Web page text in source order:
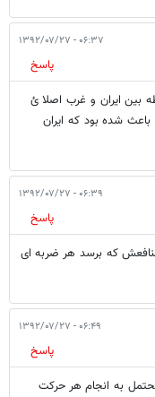
۰۶:۳۷ - ۱۳۹۲/۰۷/۲۷
پاسخ
بین ایران و غرب اصلا ئ
باعث شده بود که ایران
۰۶:۳۹ - ۱۳۹۲/۰۷/۲۷
پاسخ
که برسد هر ضربه ای
۰۶:۴۹ - ۱۳۹۲/۰۷/۲۷
پاسخ
به انجام هر حرکت